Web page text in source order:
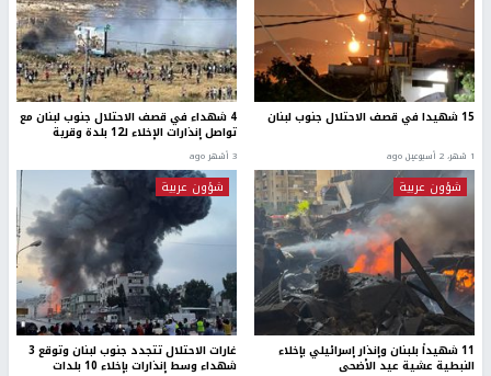
15 شهيدا في قصف الاحتلال جنوب لبنان
1 شهر، 2 أسبوعين ago
4 شهداء في قصف الاحتلال جنوب لبنان مع
تواصل إنذارات الإخلاء لـ12 بلدة وقرية
3 أشهر ago
شؤون عربية
11 شهيداً بلبنان وإنذار إسرائيلي بإخلاء
النبطية عشية عيد الأضحى
شؤون عربية
غارات الاحتلال تتجدد جنوب لبنان وتوقع 3
شهداء وسط إنذارات بإخلاء 10 بلدات